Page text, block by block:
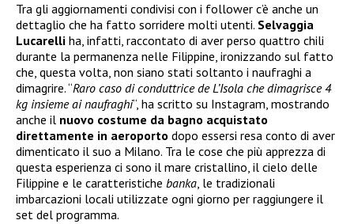
Tra gli aggiornamenti condivisi con i follower c’è anche un
dettaglio che ha fatto sorridere molti utenti. Selvaggia
Lucarelli ha, infatti, raccontato di aver perso quattro chili
durante la permanenza nelle Filippine, ironizzando sul fatto
che, questa volta, non siano stati soltanto i naufraghi a
dimagrire. “Raro caso di conduttrice de L’Isola che dimagrisce 4
kg insieme ai naufraghi“, ha scritto su Instagram, mostrando
anche il nuovo costume da bagno acquistato
direttamente in aeroporto dopo essersi resa conto di aver
dimenticato il suo a Milano. Tra le cose che più apprezza di
questa esperienza ci sono il mare cristallino, il cielo delle
Filippine e le caratteristiche banka, le tradizionali
imbarcazioni locali utilizzate ogni giorno per raggiungere il
set del programma.